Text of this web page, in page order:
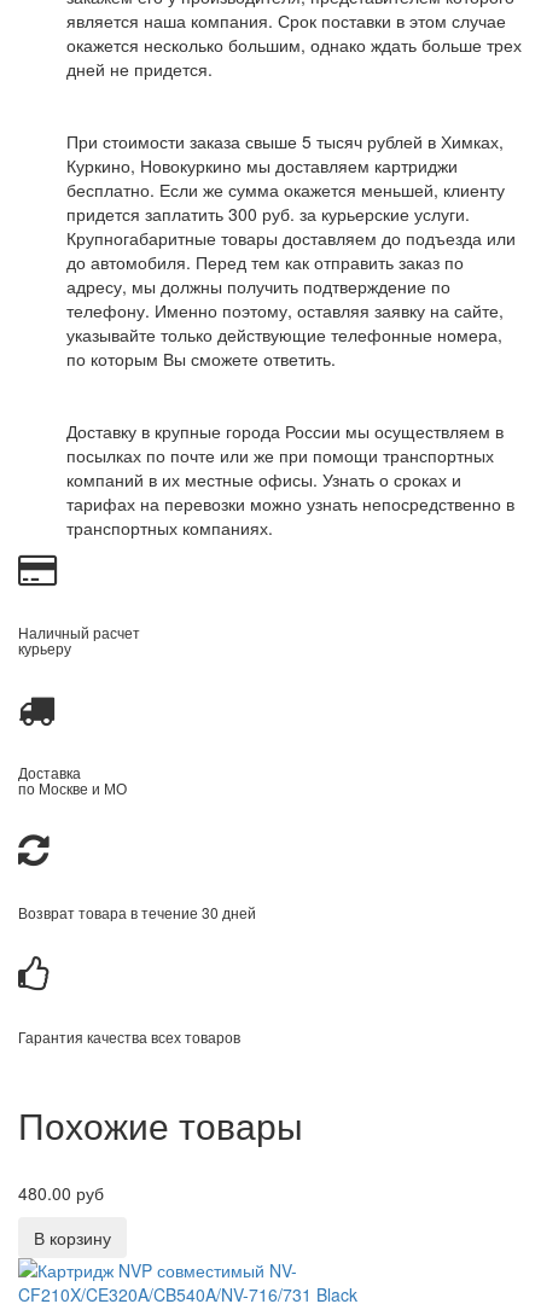
является наша компания. Срок поставки в этом случае
окажется несколько большим, однако ждать больше трех
дней не придется.
При стоимости заказа свыше 5 тысяч рублей в Химках,
Куркино, Новокуркино мы доставляем картриджи
бесплатно. Если же сумма окажется меньшей, клиенту
придется заплатить 300 руб. за курьерские услуги.
Крупногабаритные товары доставляем до подъезда или
до автомобиля. Перед тем как отправить заказ по
адресу, мы должны получить подтверждение по
телефону. Именно поэтому, оставляя заявку на сайте,
указывайте только действующие телефонные номера,
по которым Вы сможете ответить.
Доставку в крупные города России мы осуществляем в
посылках по почте или же при помощи транспортных
компаний в их местные офисы. Узнать о сроках и
тарифах на перевозки можно узнать непосредственно в
транспортных компаниях.
Наличный расчет
курьеру
Доставка
по Москве и МО
Возврат товара в течение 30 дней
Гарантия качества всех товаров
Похожие товары
480.00 руб